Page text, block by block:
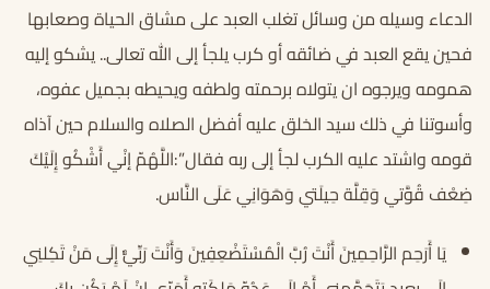
الدعاء وسيله من وسائل تغلب العبد على مشاق الحياة وصعابها
فحين يقع العبد في ضائقه أو كرب يلجأ إلى الله تعالى.. يشكو إليه
همومه ويرجوه ان يتولاه برحمته ولطفه ويحيطه بجميل عفوه،
وأسوتنا في ذلك سيد الخلق عليه أفضل الصلاه والسلام حين آذاه
قومه واشتد عليه الكرب لجأ إلى ربه فقال”:اللَّهُمّ إنْي أَشْكُو إِلَيْكَ
ضِعْف قُوَّتي وَقِلَّة حِيلَتي وَهَوَانِي عَلَى النَّاس.
يَا أَرَحِم الرَّاحِمِينَ أَنْتَ رُبَّ الْمُسْتَضْعِفِينَ وَأَنْتَ رَبِّيٌّ إِلَى مَنْ تَكِلنِي